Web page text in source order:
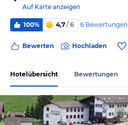
Auf Karte anzeigen
100% 4,7 / 6 6 Bewertungen
Bewerten Hochladen
Hotelübersicht Bewertungen